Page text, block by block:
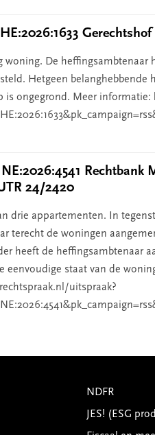
woning. De
Hetgeen
is ongegrond. Meer
Rechtbank
24/2420
drie appartementen. In
terecht de woningen
heeft de heffingsambtenaar
eenvoudige staat van de
uitspraak?
NDFR
JES! (ESG